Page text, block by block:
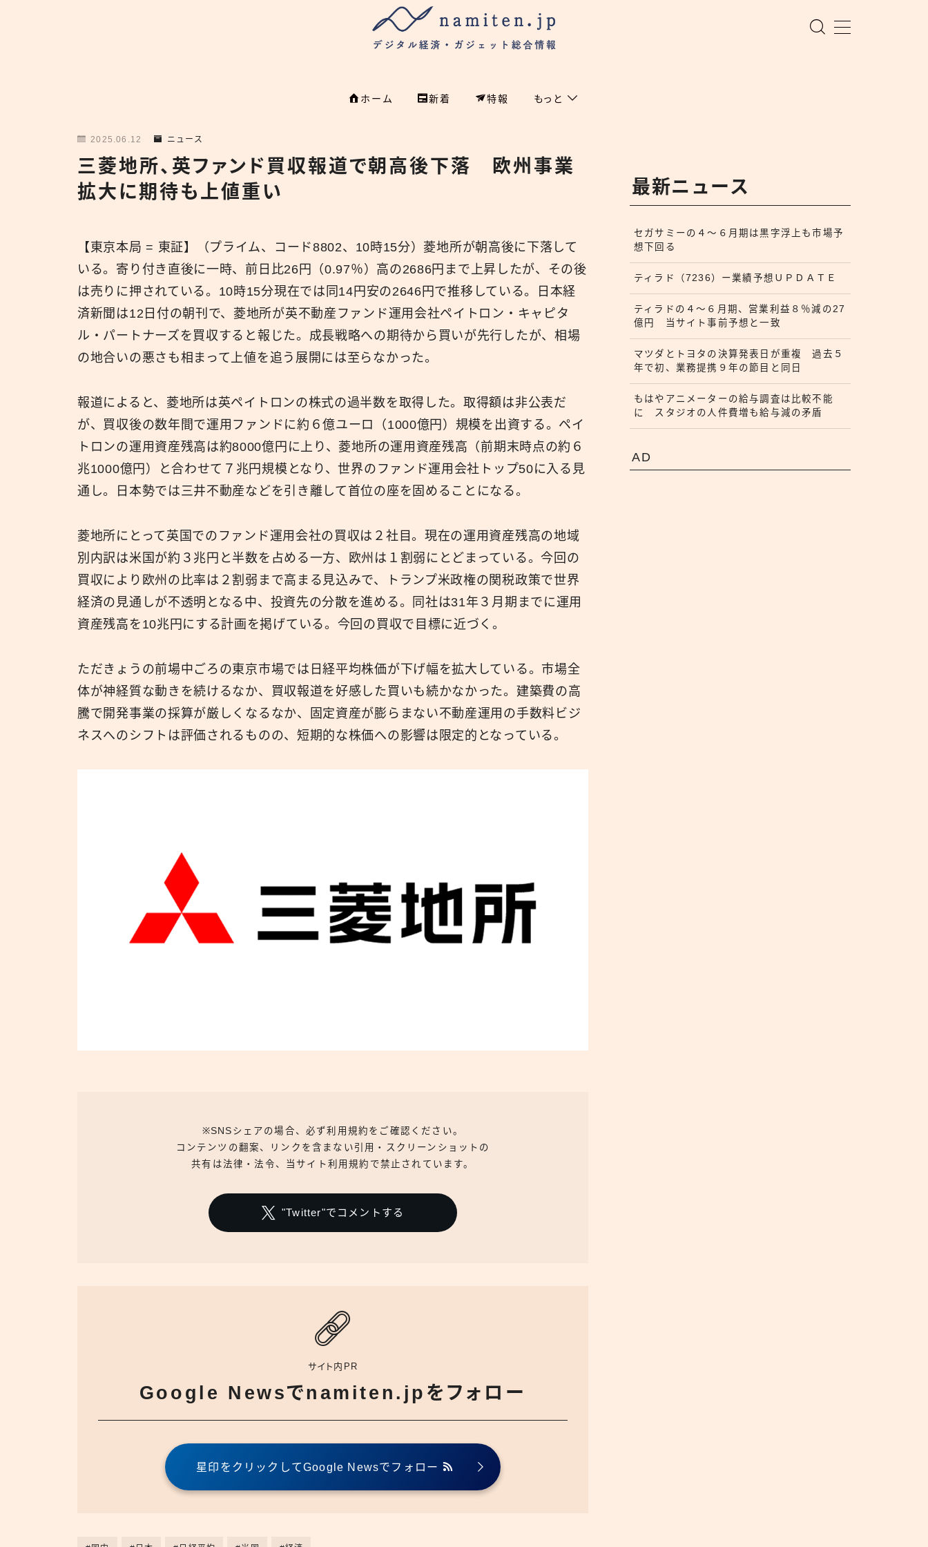
ホーム 新着 特報 もっと
特集
経済
国内
危機管理
広報
特集
2025.06.12 ニュース
三菱地所、英ファンド買収報道で朝高後下落 欧州事業
拡大に期待も上値重い
【東京本局 = 東証】（プライム、コード8802、10時15分）菱地所が朝高後に下落して
いる。寄り付き直後に一時、前日比26円（0.97％）高の2686円まで上昇したが、その後
は売りに押されている。10時15分現在では同14円安の2646円で推移している。日本経
済新聞は12日付の朝刊で、菱地所が英不動産ファンド運用会社ペイトロン・キャピタ
ル・パートナーズを買収すると報じた。成長戦略への期待から買いが先行したが、相場
の地合いの悪さも相まって上値を追う展開には至らなかった。
報道によると、菱地所は英ペイトロンの株式の過半数を取得した。取得額は非公表だ
が、買収後の数年間で運用ファンドに約６億ユーロ（1000億円）規模を出資する。ペイ
トロンの運用資産残高は約8000億円に上り、菱地所の運用資産残高（前期末時点の約６
兆1000億円）と合わせて７兆円規模となり、世界のファンド運用会社トップ50に入る見
通し。日本勢では三井不動産などを引き離して首位の座を固めることになる。
菱地所にとって英国でのファンド運用会社の買収は２社目。現在の運用資産残高の地域
別内訳は米国が約３兆円と半数を占める一方、欧州は１割弱にとどまっている。今回の
買収により欧州の比率は２割弱まで高まる見込みで、トランプ米政権の関税政策で世界
経済の見通しが不透明となる中、投資先の分散を進める。同社は31年３月期までに運用
資産残高を10兆円にする計画を掲げている。今回の買収で目標に近づく。
ただきょうの前場中ごろの東京市場では日経平均株価が下げ幅を拡大している。市場全
体が神経質な動きを続けるなか、買収報道を好感した買いも続かなかった。建築費の高
騰で開発事業の採算が厳しくなるなか、固定資産が膨らまない不動産運用の手数料ビジ
ネスへのシフトは評価されるものの、短期的な株価への影響は限定的となっている。
※SNSシェアの場合、必ず利用規約をご確認ください。
コンテンツの翻案、リンクを含まない引用・スクリーンショットの
共有は法律・法令、当サイト利用規約で禁止されています。
"Twitter"でコメントする
サイト内PR
Google Newsでnamiten.jpをフォロー
星印をクリックしてGoogle Newsでフォロー
最新ニュース
セガサミーの４〜６月期は黒字浮上も市場予
想下回る
ティラド（7236）ー業績予想ＵＰＤＡＴＥ
ティラドの４〜６月期、営業利益８％減の27
億円 当サイト事前予想と一致
マツダとトヨタの決算発表日が重複 過去５
年で初、業務提携９年の節目と同日
もはやアニメーターの給与調査は比較不能
に スタジオの人件費増も給与減の矛盾
AD